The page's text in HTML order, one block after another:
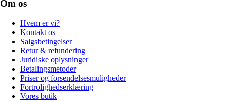
Om os
Hvem er vi?
Kontakt os
Salgsbetingelser
Retur & refundering
Juridiske oplysninger
Betalingsmetoder
Priser og forsendelsesmuligheder
Fortrolighedserklæring
Vores butik